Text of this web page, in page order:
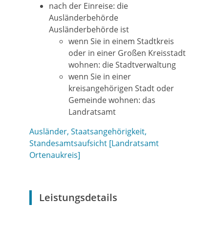
nach der Einreise: die
Ausländerbehörde
Ausländerbehörde ist
wenn Sie in einem Stadtkreis
oder in einer Großen Kreisstadt
wohnen: die Stadtverwaltung
wenn Sie in einer
kreisangehörigen Stadt oder
Gemeinde wohnen: das
Landratsamt
Ausländer, Staatsangehörigkeit,
Standesamtsaufsicht [Landratsamt
Ortenaukreis]
Leistungsdetails